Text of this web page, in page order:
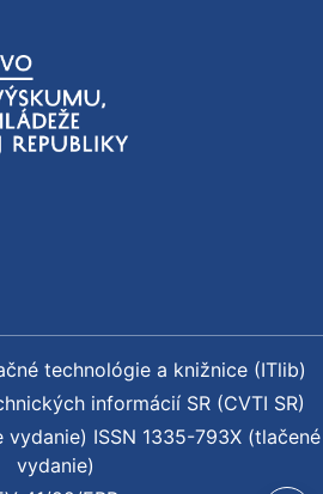
technológie a knižnice (ITlib)
informácií SR (CVTI SR)
vydanie) ISSN 1335-793X (tlačené
vydanie)